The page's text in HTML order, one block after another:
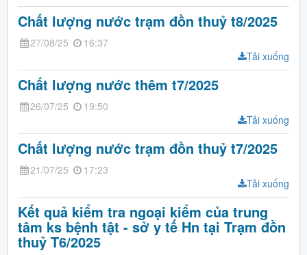
Chất lượng nước trạm đồn thuỷ t8/2025
27/08/25
16:37
Tải xuống
Chất lượng nước thêm t7/2025
26/07/25
19:50
Tải xuống
Chất lượng nước trạm đồn thuỷ t7/2025
21/07/25
17:23
Tải xuống
Kết quả kiểm tra ngoại kiểm của trung
tâm ks bệnh tật - sở y tế Hn tại Trạm đồn
thuỷ T6/2025